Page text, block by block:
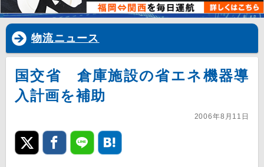
物流ニュース
国交省 倉庫施設の省エネ機器導
入計画を補助
2006年8月11日